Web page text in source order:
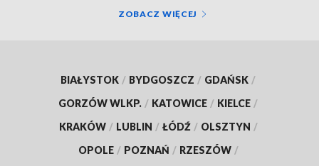
ZOBACZ WIĘCEJ
BIAŁYSTOK / BYDGOSZCZ / GDAŃSK /
GORZÓW WLKP. / KATOWICE / KIELCE /
KRAKÓW / LUBLIN / ŁÓDŹ / OLSZTYN /
OPOLE / POZNAŃ / RZESZÓW /